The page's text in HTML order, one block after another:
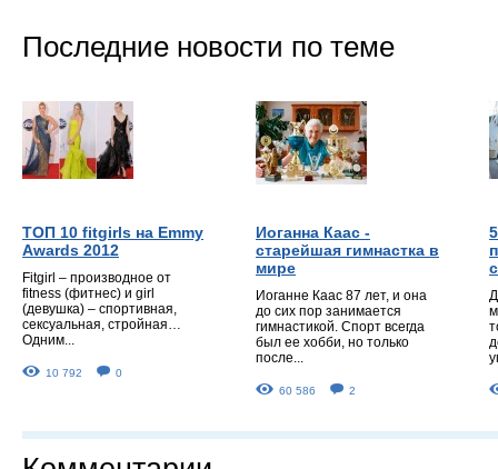
Последние новости по теме
ТОП 10 fitgirls на Emmy
Awards 2012
Fitgirl – производное от
fitness (фитнес) и girl
(девушка) – спортивная,
сексуальная, стройная…
Одним...
10 792 0
Иоганна Каас -
старейшая гимнастка в
мире
Иоганне Каас 87 лет, и она
до сих пор занимается
гимнастикой. Спорт всегда
был ее хобби, но только
после...
60 586 2